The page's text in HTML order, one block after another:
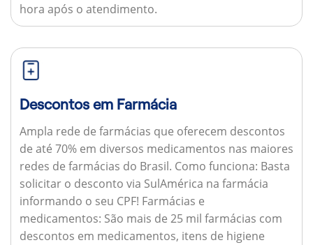
hora após o atendimento.
Descontos em Farmácia
Ampla rede de farmácias que oferecem descontos
de até 70% em diversos medicamentos nas maiores
redes de farmácias do Brasil. Como funciona: Basta
solicitar o desconto via SulAmérica na farmácia
informando o seu CPF! Farmácias e
medicamentos: São mais de 25 mil farmácias com
descontos em medicamentos, itens de higiene